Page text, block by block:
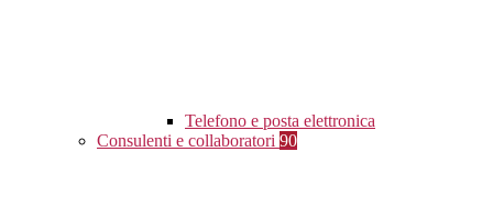
Telefono e posta elettronica
Consulenti e collaboratori 90